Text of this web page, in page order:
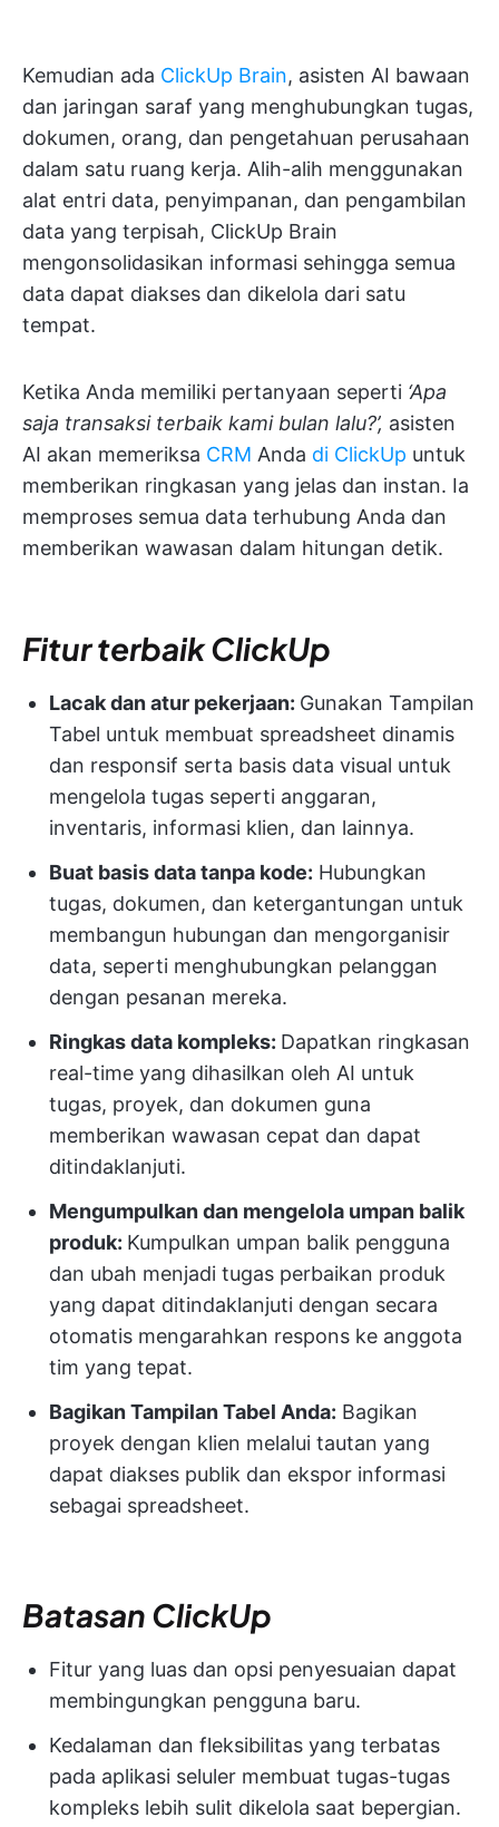
Kemudian ada ClickUp Brain, asisten AI bawaan
dan jaringan saraf yang menghubungkan tugas,
dokumen, orang, dan pengetahuan perusahaan
dalam satu ruang kerja. Alih-alih menggunakan
alat entri data, penyimpanan, dan pengambilan
data yang terpisah, ClickUp Brain
mengonsolidasikan informasi sehingga semua
data dapat diakses dan dikelola dari satu
tempat.
Ketika Anda memiliki pertanyaan seperti ‘Apa
saja transaksi terbaik kami bulan lalu?’, asisten
AI akan memeriksa CRM Anda di ClickUp untuk
memberikan ringkasan yang jelas dan instan. Ia
memproses semua data terhubung Anda dan
memberikan wawasan dalam hitungan detik.
Fitur terbaik ClickUp
Lacak dan atur pekerjaan: Gunakan Tampilan
Tabel untuk membuat spreadsheet dinamis
dan responsif serta basis data visual untuk
mengelola tugas seperti anggaran,
inventaris, informasi klien, dan lainnya.
Buat basis data tanpa kode: Hubungkan
tugas, dokumen, dan ketergantungan untuk
membangun hubungan dan mengorganisir
data, seperti menghubungkan pelanggan
dengan pesanan mereka.
Ringkas data kompleks: Dapatkan ringkasan
real-time yang dihasilkan oleh AI untuk
tugas, proyek, dan dokumen guna
memberikan wawasan cepat dan dapat
ditindaklanjuti.
Mengumpulkan dan mengelola umpan balik
produk: Kumpulkan umpan balik pengguna
dan ubah menjadi tugas perbaikan produk
yang dapat ditindaklanjuti dengan secara
otomatis mengarahkan respons ke anggota
tim yang tepat.
Bagikan Tampilan Tabel Anda: Bagikan
proyek dengan klien melalui tautan yang
dapat diakses publik dan ekspor informasi
sebagai spreadsheet.
Batasan ClickUp
Fitur yang luas dan opsi penyesuaian dapat
membingungkan pengguna baru.
Kedalaman dan fleksibilitas yang terbatas
pada aplikasi seluler membuat tugas-tugas
kompleks lebih sulit dikelola saat bepergian.